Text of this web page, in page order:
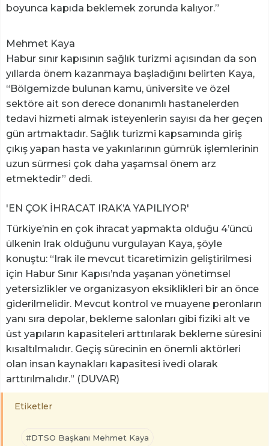
boyunca kapıda beklemek zorunda kalıyor.”
Mehmet Kaya
Habur sınır kapısının sağlık turizmi açısından da son
yıllarda önem kazanmaya başladığını belirten Kaya,
“Bölgemizde bulunan kamu, üniversite ve özel
sektöre ait son derece donanımlı hastanelerden
tedavi hizmeti almak isteyenlerin sayısı da her geçen
gün artmaktadır. Sağlık turizmi kapsamında giriş
çıkış yapan hasta ve yakınlarının gümrük işlemlerinin
uzun sürmesi çok daha yaşamsal önem arz
etmektedir” dedi.
'EN ÇOK İHRACAT IRAK’A YAPILIYOR'
Türkiye’nin en çok ihracat yapmakta olduğu 4’üncü
ülkenin Irak olduğunu vurgulayan Kaya, şöyle
konuştu: “Irak ile mevcut ticaretimizin geliştirilmesi
için Habur Sınır Kapısı’nda yaşanan yönetimsel
yetersizlikler ve organizasyon eksiklikleri bir an önce
giderilmelidir. Mevcut kontrol ve muayene peronların
yanı sıra depolar, bekleme salonları gibi fiziki alt ve
üst yapıların kapasiteleri arttırılarak bekleme süresini
kısaltılmalıdır. Geçiş sürecinin en önemli aktörleri
olan insan kaynakları kapasitesi ivedi olarak
arttırılmalıdır.” (DUVAR)
Etiketler
#DTSO Başkanı Mehmet Kaya